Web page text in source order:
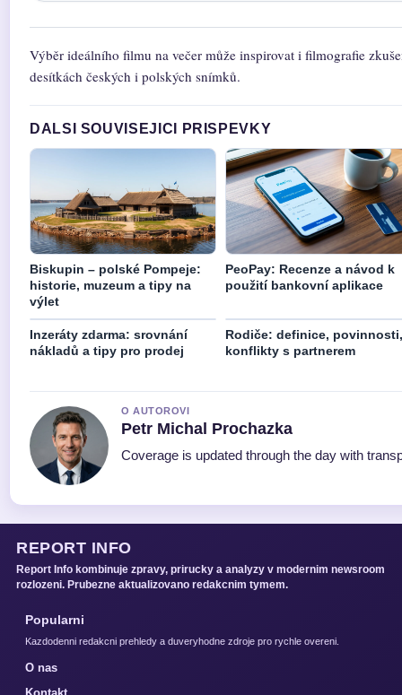
Výběr ideálního filmu na večer může inspirovat i filmografie
desítkách českých i polských snímků.
DALSI SOUVISEJICI PRISPEVKY
Biskupin – polské Pompeje:
historie, muzeum a tipy na
výlet
PeoPay: Recenze a návod k
použití bankovní aplikace
Inzeráty zdarma: srovnání
nákladů a tipy pro prodej
Rodiče: definice, povinnosti,
konflikty s partnerem
O AUTOROVI
Petr Michal Prochazka
Coverage is updated through the day with
REPORT INFO
Report Info kombinuje zpravy, prirucky a analyzy v modernim newsroom
rozlozeni. Prubezne aktualizovano redakcnim tymem.
Popularni
Kazdodenni redakcni prehledy a duveryhodne zdroje pro rychle overeni.
O nas